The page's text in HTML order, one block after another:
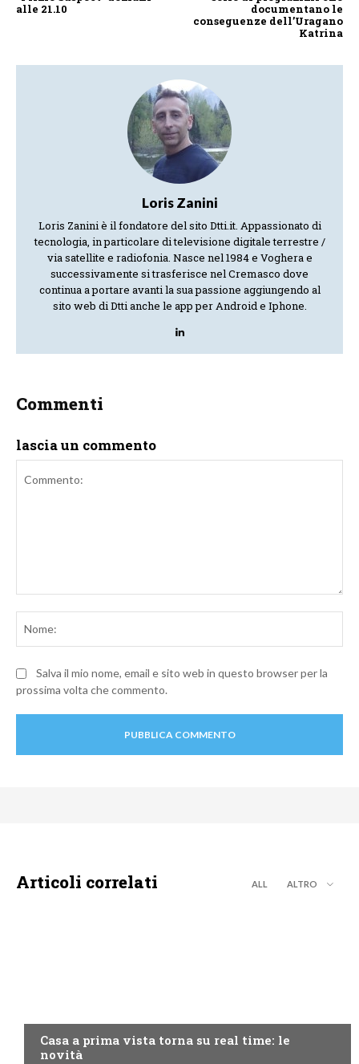
alle 21.10
documentano le
conseguenze dell’Uragano
Katrina
Loris Zanini
Loris Zanini è il fondatore del sito Dtti.it. Appassionato di
tecnologia, in particolare di televisione digitale terrestre /
via satellite e radiofonia. Nasce nel 1984 e Voghera e
successivamente si trasferisce nel Cremasco dove
continua a portare avanti la sua passione aggiungendo al
sito web di Dtti anche le app per Android e Iphone.
Commenti
lascia un commento
Salva il mio nome, email e sito web in questo browser per la
prossima volta che commento.
Articoli correlati ALL ALTRO
Casa a prima vista torna su real time: le
novità